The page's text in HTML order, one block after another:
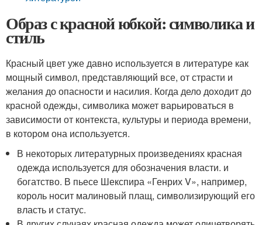
Образ с красной юбкой: символика и
стиль
Красный цвет уже давно используется в литературе как
мощный символ, представляющий все, от страсти и
желания до опасности и насилия. Когда дело доходит до
красной одежды, символика может варьироваться в
зависимости от контекста, культуры и периода времени,
в котором она используется.
В некоторых литературных произведениях красная
одежда используется для обозначения власти. и
богатство. В пьесе Шекспира «Генрих V», например,
король носит малиновый плащ, символизирующий его
власть и статус.